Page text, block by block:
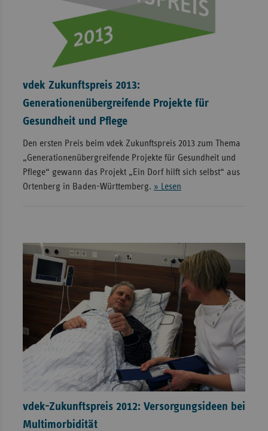
vdek Zukunftspreis 2013:
Generationenübergreifende Projekte für
Gesundheit und Pflege
Den ersten Preis beim vdek Zukunftspreis 2013 zum Thema
„Generationenübergreifende Projekte für Gesundheit und
Pflege“ gewann das Projekt „Ein Dorf hilft sich selbst“ aus
Ortenberg in Baden-Württemberg. » Lesen
vdek-Zukunftspreis 2012: Versorgungsideen bei
Multimorbidität